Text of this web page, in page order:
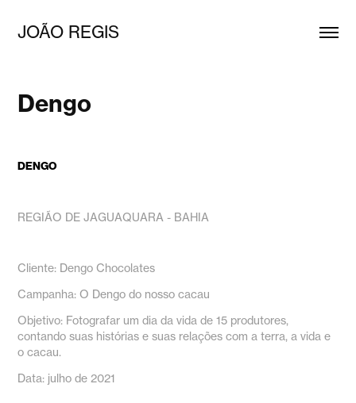
JOÃO REGIS
Dengo
DENGO
REGIÃO DE JAGUAQUARA - BAHIA
Cliente: Dengo Chocolates
Campanha: O Dengo do nosso cacau
Objetivo: Fotografar um dia da vida de 15 produtores,
contando suas histórias e suas relações com a terra, a vida e
o cacau.
Data: julho de 2021